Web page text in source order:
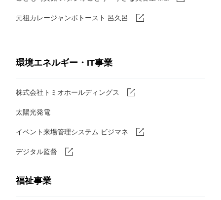
元祖カレージャンボトースト 呂久呂
環境エネルギー・IT事業
株式会社トミオホールディングス
太陽光発電
イベント来場管理システム ビジマネ
デジタル監督
福祉事業